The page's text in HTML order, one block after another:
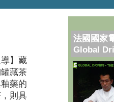
】 藏
藏茶
藥的
則具
法國國家
Global